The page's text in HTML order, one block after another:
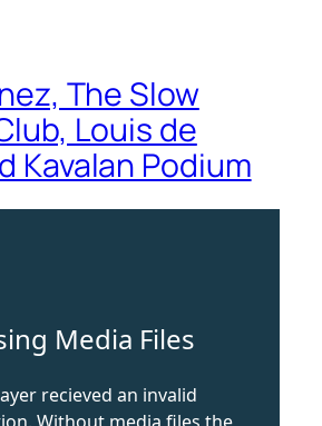
The Slow
Louis de
Kavalan Podium